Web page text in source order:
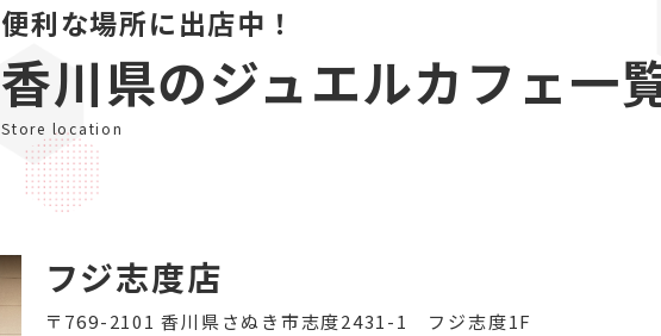
便利な場所に出店中！
香川県のジュエルカフェ一
Store location
フジ志度店
〒769-2101 香川県さぬき市志度2431-1 フジ志度1F